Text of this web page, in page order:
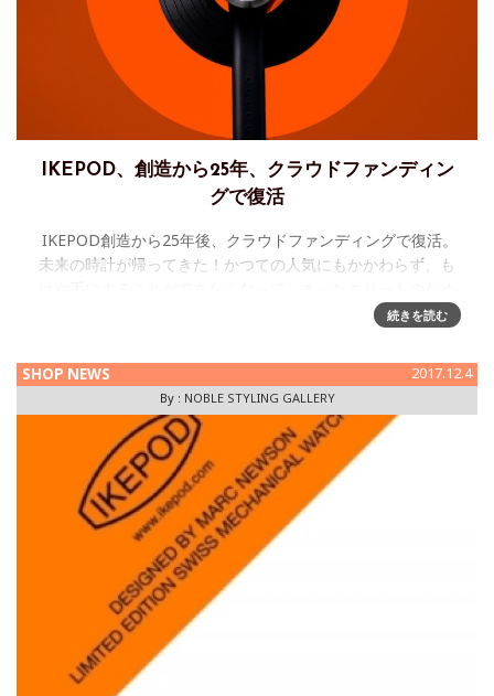
IKEPOD、創造から25年、クラウドファンディン
グで復活
IKEPOD創造から25年後、クラウドファンディングで復活。
未来の時計が帰ってきた！かつての人気にもかかわらず、も
の楕円形腕時計は、「同じ外観、同じ品質、新しい価格」と
続きを読む
SHOP NEWS 2017.12.4
By : NOBLE STYLING GALLERY